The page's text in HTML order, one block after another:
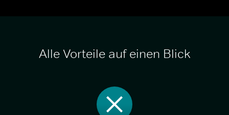
Alle Vorteile auf einen Blick